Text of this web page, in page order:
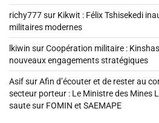
richy777sur Kikwit : Félix Tshisekedi
militaires modernes
lkiwin surCoopération militaire :
nouveaux engagements stratégiques
AsifsurAfin d’écouter et de rester au
secteur porteur : Le Ministre des Mines
saute sur FOMIN et SAEMAPE